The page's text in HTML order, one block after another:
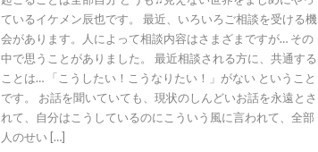
ているイケメン辰也です。 最近、いろいろご相談を受ける機
会があります。人によって相談内容はさまざまですが… その
中で思うことがありました。 最近相談される方に、共通する
ことは… 「こうしたい！こうなりたい！」がない ということ
です。 お話を聞いていても、現状のしんどいお話を永遠とさ
れて、自分はこうしているのにこういう風に言われて、全部
人のせい […]